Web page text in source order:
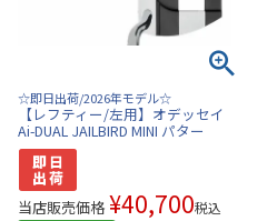
☆即日出荷/2026年モデル☆
【レフティー/左用】オデッセイ
Ai-DUAL JAILBIRD MINI パター
当店販売価格 ¥40,700税込